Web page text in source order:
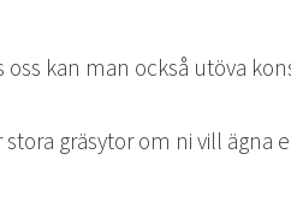
oss kan man också utöva
stora gräsytor om ni vill